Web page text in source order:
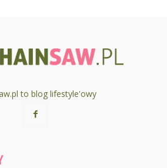
to blog lifestyle'owy